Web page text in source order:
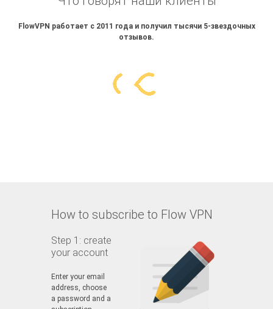
FlowVPN работает с 2011 года и получил тысячи 5-звездочных
отзывов.
How to subscribe to Flow VPN
Step 1: create
your account
Enter your email
address, choose
a password and a